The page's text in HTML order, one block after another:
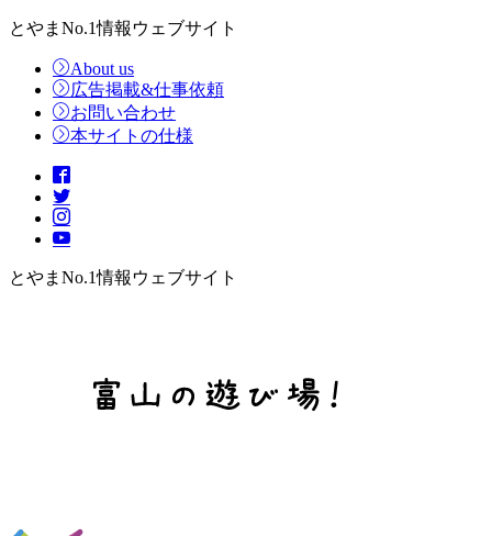
とやまNo.1情報ウェブサイト
About us
広告掲載&仕事依頼
お問い合わせ
本サイトの仕様
とやまNo.1情報ウェブサイト